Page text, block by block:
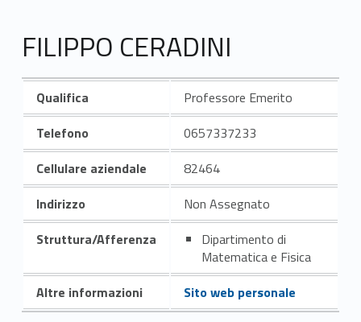
FILIPPO CERADINI
Qualifica
Professore Emerito
Telefono
0657337233
Cellulare aziendale
82464
Indirizzo
Non Assegnato
Struttura/Afferenza
Dipartimento di
Matematica e Fisica
Altre informazioni
Sito web personale